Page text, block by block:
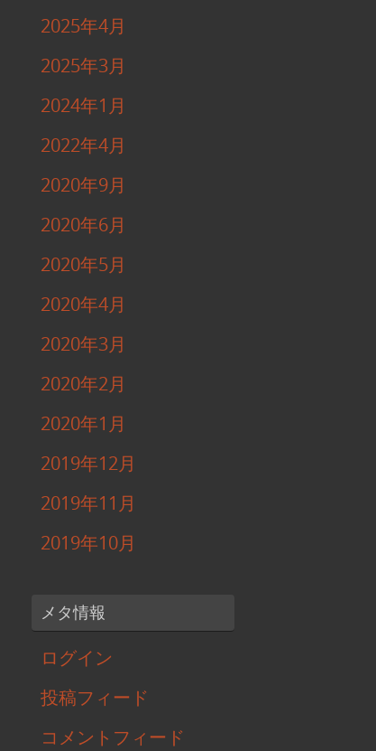
2025年4月
2025年3月
2024年1月
2022年4月
2020年9月
2020年6月
2020年5月
2020年4月
2020年3月
2020年2月
2020年1月
2019年12月
2019年11月
2019年10月
メタ情報
ログイン
投稿フィード
コメントフィード